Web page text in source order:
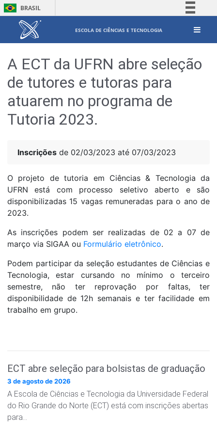
BRASIL
Acesso à informação
Legislação
Canais
ESCOLA DE CIÊNCIAS E TECNOLOGIA
A ECT da UFRN abre seleção
de tutores e tutoras para
atuarem no programa de
Tutoria 2023.
Inscrições de 02/03/2023 até 07/03/2023
O projeto de tutoria em Ciências & Tecnologia da
UFRN está com processo seletivo aberto e são
disponibilizadas 15 vagas remuneradas para o ano de
2023.
As inscrições podem ser realizadas de 02 a 07 de
março via SIGAA ou Formulário eletrônico.
Podem participar da seleção estudantes de Ciências e
Tecnologia, estar cursando no mínimo o terceiro
semestre, não ter reprovação por faltas, ter
disponibilidade de 12h semanais e ter facilidade em
trabalho em grupo.
ECT abre seleção para bolsistas de graduação
3 de agosto de 2026
A Escola de Ciências e Tecnologia da Universidade Federal
do Rio Grande do Norte (ECT) está com inscrições abertas
para…